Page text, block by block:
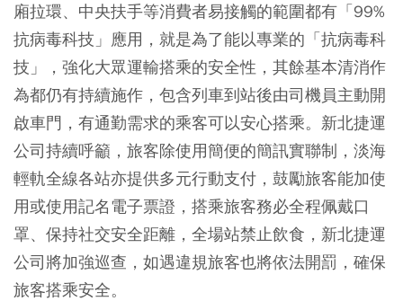
廂拉環、中央扶手等消費者易接觸的範圍都有「99%
抗病毒科技」應用，就是為了能以專業的「抗病毒科
技」，強化大眾運輸搭乘的安全性，其餘基本清消作
為都仍有持續施作，包含列車到站後由司機員主動開
啟車門，有通勤需求的乘客可以安心搭乘。新北捷運
公司持續呼籲，旅客除使用簡便的簡訊實聯制，淡海
輕軌全線各站亦提供多元行動支付，鼓勵旅客能加使
用或使用記名電子票證，搭乘旅客務必全程佩戴口
罩、保持社交安全距離，全場站禁止飲食，新北捷運
公司將加強巡查，如遇違規旅客也將依法開罰，確保
旅客搭乘安全。